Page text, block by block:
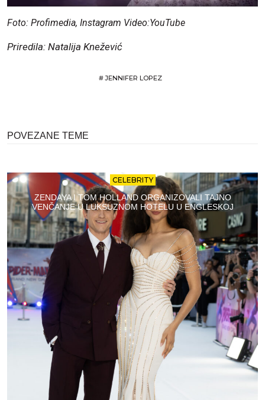
Foto: Profimedia, Instagram Video:YouTube
Priredila: Natalija Knežević
#JENNIFER LOPEZ
POVEZANE TEME
CELEBRITY
ZENDAYA I TOM HOLLAND ORGANIZOVALI TAJNO
VENČANJE U LUKSUZNOM HOTELU U ENGLESKOJ